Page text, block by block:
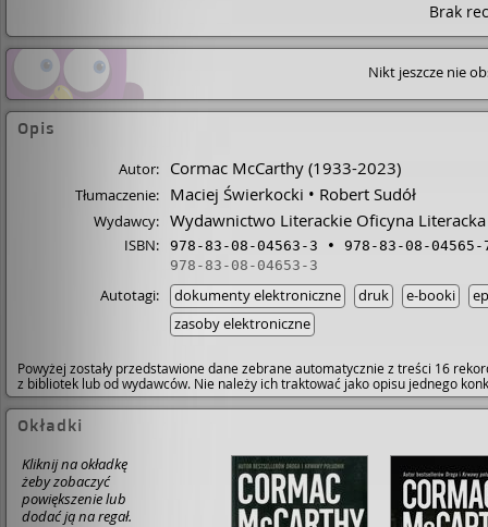
Brak
Nikt jeszcze nie
Opis
Autor: Cormac McCarthy (1933-2023)
Tłumaczenie: Maciej Świerkocki Robert Sudół
Wydawcy: Wydawnictwo Literackie Oficyna
ISBN: 978-83-08-04563-3
978-83-08-04565-
978-83-08-04653-3
Autotagi: dokumenty elektroniczne druk e-booki
zasoby elektroniczne
Powyżej zostały przedstawione dane zebrane automatycznie z treści 16
z bibliotek lub od wydawców. Nie należy ich traktować jako opisu jednego
Okładki
Kliknij na okładkę
żeby zobaczyć
powiększenie lub
dodać ją na regał.